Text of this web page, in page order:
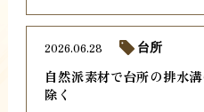
自然派素材で台所の排水
除く
2026.06.28 台所